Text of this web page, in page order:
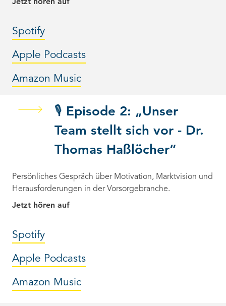
Spotify
Apple Podcasts
Amazon Music
🎙️ Episode 2: „Unser
Team stellt sich vor - Dr.
Thomas Haßlöcher“
Persönliches Gespräch über Motivation, Marktvision und
Herausforderungen in der Vorsorgebranche.
Jetzt hören auf
Spotify
Apple Podcasts
Amazon Music